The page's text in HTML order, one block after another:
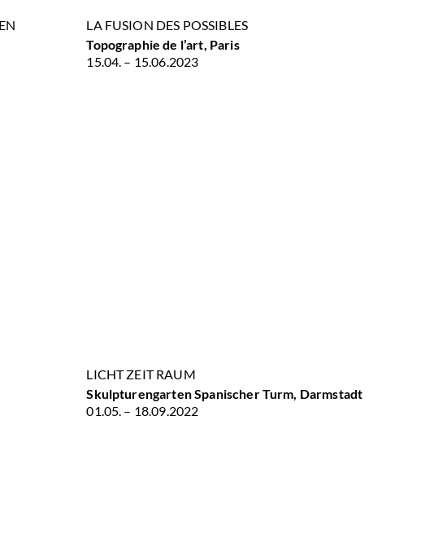
LA FUSION DES POSSIBLES
Topographie de l’art, Paris
15.04. – 15.06.2023
LICHT ZEIT RAUM
Skulpturengarten Spanischer Turm, Darmstadt
01.05. – 18.09.2022